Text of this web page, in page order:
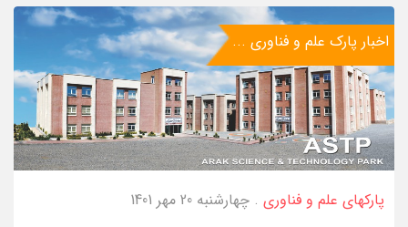
اخبار پارک علم و فناوری ...
پارکهای علم و فناوری. چهارشنبه 20 مهر 1401